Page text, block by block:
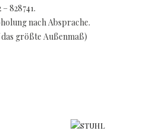
828741.
nach Absprache.
größte Außenmaß)